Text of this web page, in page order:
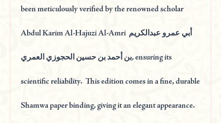
been meticulously verified by the renowned scholar
Abdul Karim Al-Hajuzi Al-Amri أبي عمرو عبدالكريم
بن أحمد بن حسين الحجوزي العمري, ensuring its
scientific reliability. This edition comes in a fine, durable
Shamwa paper binding, giving it an elegant appearance.